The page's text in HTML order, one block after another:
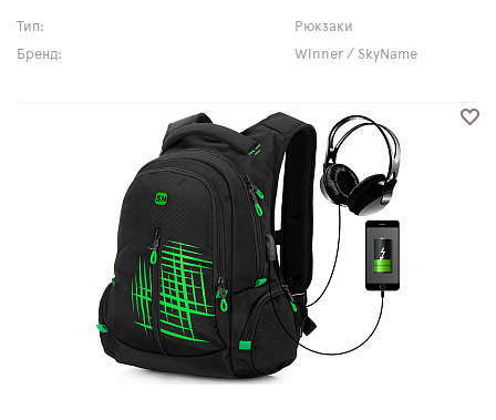
Тип:
Рюкзаки
Бренд:
Winner / SkyName